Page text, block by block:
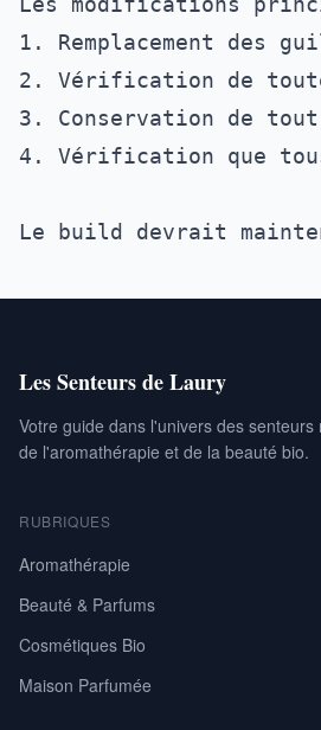
1. Remplacement des
2. Vérification de
3. Conservation de
4. Vérification que
Les Senteurs de Laury
Votre guide dans l'univers des senteurs
de l'aromathérapie et de la beauté bio.
RUBRIQUES
Aromathérapie
Beauté & Parfums
Cosmétiques Bio
Maison Parfumée